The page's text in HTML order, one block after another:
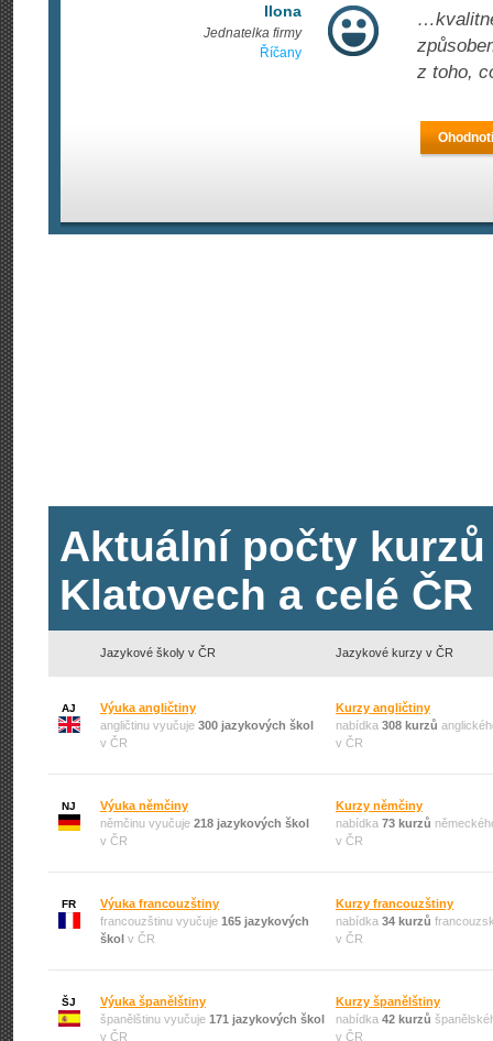
Ilona
Jednatelka firmy
Říčany
z toho,
Aktuální počty
Klatovech a celé ČR
Jazykové školy v ČR Jazykové kurzy v ČR
AJ
Výuka angličtiny
angličtinu vyučuje 300 jazykových škol
v ČR
Kurzy angličtiny
nabídka 308 kurzů
v ČR
NJ
Výuka němčiny
němčinu vyučuje 218 jazykových škol
v ČR
Kurzy němčiny
nabídka 73 kurzů
v ČR
FR
Výuka francouzštiny
francouzštinu vyučuje 165 jazykových
škol v ČR
Kurzy francouzštiny
nabídka 34 kurzů
v ČR
ŠJ
Výuka španělštiny
španělštinu vyučuje 171 jazykových škol
v ČR
Kurzy španělštiny
nabídka 42 kurzů
v ČR